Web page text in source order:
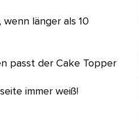
länger als 10
passt der Cake Topper
immer weiß!